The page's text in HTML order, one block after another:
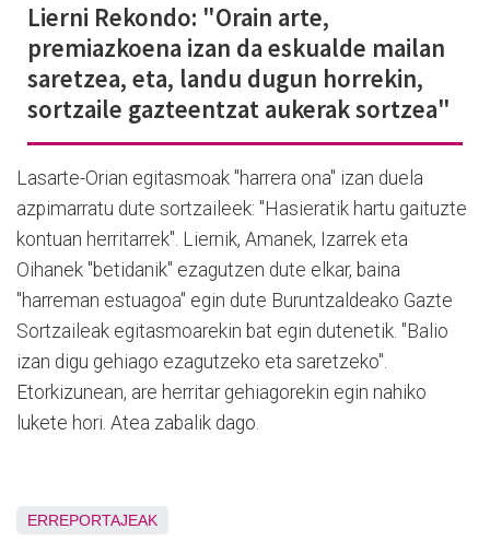
Lierni Rekondo: "Orain arte,
premiazkoena izan da eskualde mailan
saretzea, eta, landu dugun horrekin,
sortzaile gazteentzat aukerak sortzea"
Lasarte-Orian egitasmoak "harrera ona" izan duela
azpimarratu dute sortzaileek: "Hasieratik hartu gaituzte
kontuan herritarrek". Liernik, Amanek, Izarrek eta
Oihanek "betidanik" ezagutzen dute elkar, baina
"harreman estuagoa" egin dute Buruntzaldeako Gazte
Sortzaileak egitasmoarekin bat egin dutenetik. "Balio
izan digu gehiago ezagutzeko eta saretzeko".
Etorkizunean, are herritar gehiagorekin egin nahiko
lukete hori. Atea zabalik dago.
ERREPORTAJEAK